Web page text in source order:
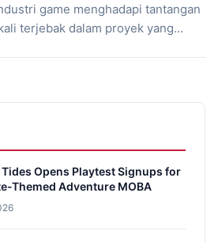
Opens Playtest Signups for
Themed Adventure MOBA
game menghadapi tantangan
terjebak dalam proyek yang
mereka. Banyak freelancer